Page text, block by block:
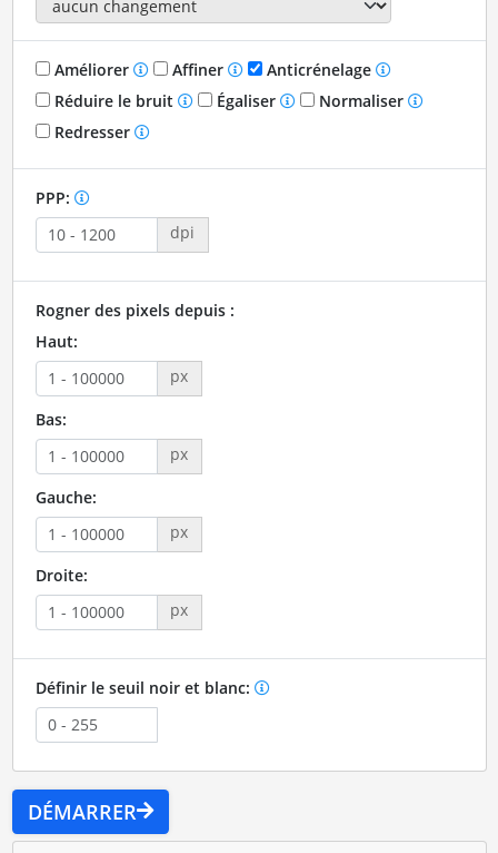
Améliorer Affiner
Anticrénelage
Réduire le bruit
Égaliser
Normaliser
Redresser
PPP:
dpi
Rogner des pixels depuis :
Haut:
px
Bas:
px
Gauche:
px
Droite:
px
Définir le seuil noir et blanc:
DÉMARRER